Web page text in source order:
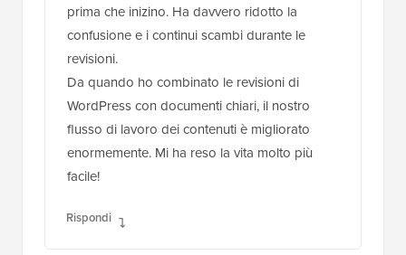
prima che inizino. Ha davvero ridotto la
confusione e i continui scambi durante le
revisioni.
Da quando ho combinato le revisioni di
WordPress con documenti chiari, il nostro
flusso di lavoro dei contenuti è migliorato
enormemente. Mi ha reso la vita molto più
facile!
Rispondi